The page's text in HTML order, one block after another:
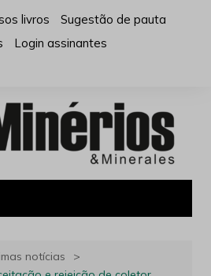
livros
Sugestão de pauta
Login assinantes
notícias